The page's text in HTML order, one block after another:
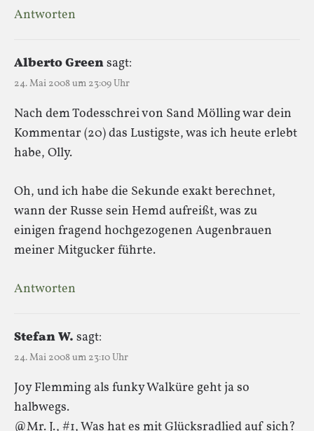
Antworten
Alberto Greensagt:
24. Mai 2008 um 23:09 Uhr
Nach dem Todesschrei von Sand Mölling war dein
Kommentar (20) das Lustigste, was ich heute erlebt
habe, Olly.
Oh, und ich habe die Sekunde exakt berechnet,
wann der Russe sein Hemd aufreißt, was zu
einigen fragend hochgezogenen Augenbrauen
meiner Mitgucker führte.
Antworten
Stefan W. sagt:
24. Mai 2008 um 23:10 Uhr
Joy Flemming als funky Walküre geht ja so
halbwegs.
@Mr. J., #1, Was hat es mit Glücksradlied auf sich?